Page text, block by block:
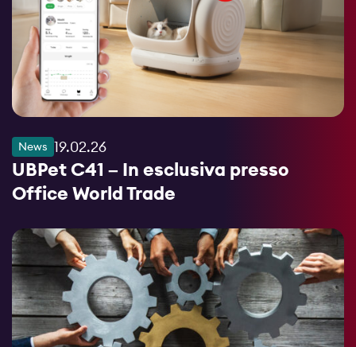
News 19.02.26
UBPet C41 – In esclusiva presso
Office World Trade